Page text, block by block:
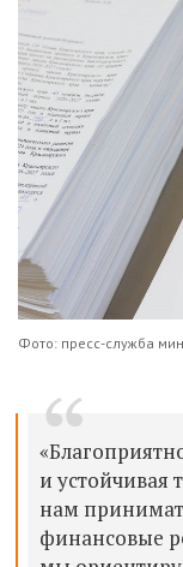
Фото: пресс-служба
и устойчивая
нам
финансовые